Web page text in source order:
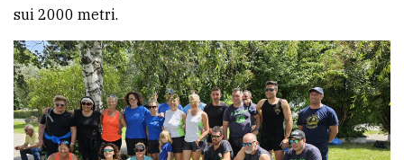
sui 2000 metri.